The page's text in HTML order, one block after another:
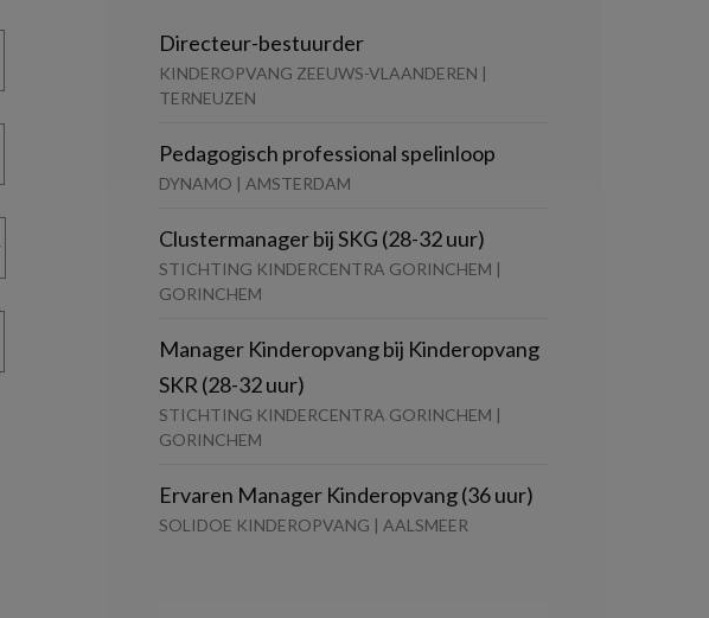
Directeur-bestuurder
KINDEROPVANG ZEEUWS-VLAANDEREN |
TERNEUZEN
Pedagogisch professional spelinloop
DYNAMO | AMSTERDAM
Clustermanager bij SKG (28-32 uur)
STICHTING KINDERCENTRA GORINCHEM |
GORINCHEM
Manager Kinderopvang bij Kinderopvang
SKR (28-32 uur)
STICHTING KINDERCENTRA GORINCHEM |
GORINCHEM
Ervaren Manager Kinderopvang (36 uur)
SOLIDOE KINDEROPVANG | AALSMEER